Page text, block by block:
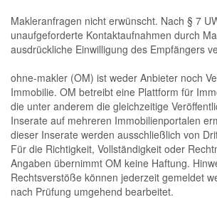
Makleranfragen nicht erwünscht. Nach § 7
unaufgeforderte Kontaktaufnahmen durch
ausdrückliche Einwilligung des Empfängers
ohne-makler (OM) ist weder Anbieter noch
Immobilie. OM betreibt eine Plattform für
die unter anderem die gleichzeitige
Inserate auf mehreren Immobilienportalen
dieser Inserate werden ausschließlich von
Für die Richtigkeit, Vollständigkeit oder
Angaben übernimmt OM keine Haftung.
Rechtsverstöße können jederzeit gemeldet
nach Prüfung umgehend bearbeitet.